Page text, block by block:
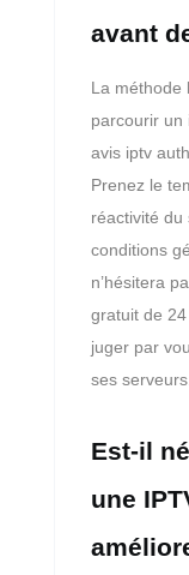
avant
La méthode
parcourir un
avis iptv
Prenez le
réactivité
conditions
n’hésitera
gratuit de
juger par
ses serveurs.
Est-il
une